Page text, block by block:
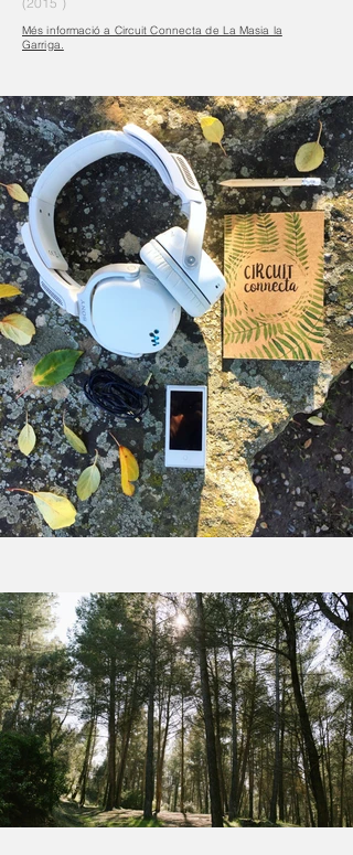
Més informació a Circuit Connecta de La Masia la
Garriga.